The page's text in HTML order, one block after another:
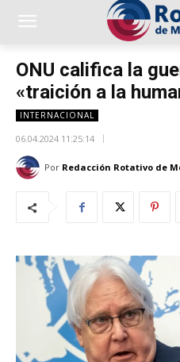
ONU califica la
«traición a la
INTERNACIONAL
06.04.2024 11:25:14
Por Redacción Rotativo de